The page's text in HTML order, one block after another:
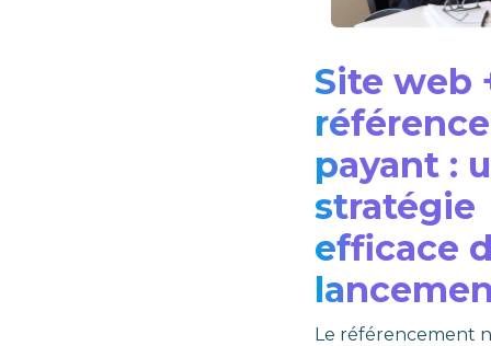
Site web
payant :
stratégie
efficace
Le référencement